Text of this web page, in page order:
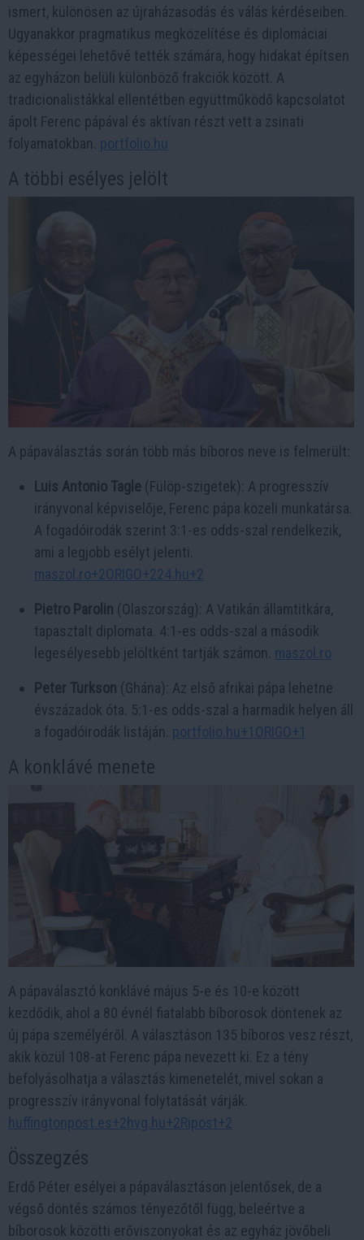
ismert, különösen az újraházasodás és válás kérdéseiben.
Ugyanakkor pragmatikus megközelítése és diplomáciai
képességei lehetővé tették számára, hogy hidakat építsen
az egyházon belüli különböző frakciók között. A
tradicionalistákkal ellentétben együttműködő kapcsolatot
ápolt Ferenc pápával és aktívan részt vett a zsinati
folyamatokban. ​ portfolio.hu
A többi esélyes jelölt
A pápaválasztás során több más bíboros neve is felmerült:​
Luis Antonio Tagle (Fülöp-szigetek): A progresszív
irányvonal képviselője, Ferenc pápa közeli munkatársa.
A fogadóirodák szerint 3:1-es odds-szal rendelkezik,
ami a legjobb esélyt jelenti. ​
maszol.ro+2ORIGO+224.hu+2
Pietro Parolin (Olaszország): A Vatikán államtitkára,
tapasztalt diplomata. 4:1-es odds-szal a második
legesélyesebb jelöltként tartják számon. ​ maszol.ro
Peter Turkson (Ghána): Az első afrikai pápa lehetne
évszázadok óta. 5:1-es odds-szal a harmadik helyen áll
a fogadóirodák listáján. ​ portfolio.hu+1ORIGO+1
A konklávé menete
A pápaválasztó konklávé május 5-e és 10-e között
kezdődik, ahol a 80 évnél fiatalabb bíborosok döntenek az
új pápa személyéről. A választáson 135 bíboros vesz részt,
akik közül 108-at Ferenc pápa nevezett ki. Ez a tény
befolyásolhatja a választás kimenetelét, mivel sokan a
progresszív irányvonal folytatását várják. ​
huffingtonpost.es+2hvg.hu+2Ripost+2
Összegzés
Erdő Péter esélyei a pápaválasztáson jelentősek, de a
végső döntés számos tényezőtől függ, beleértve a
bíborosok közötti erőviszonyokat és az egyház jövőbeli